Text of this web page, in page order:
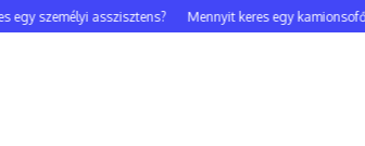
egy személyi asszisztens? Mennyit keres egy kamionsofőr?